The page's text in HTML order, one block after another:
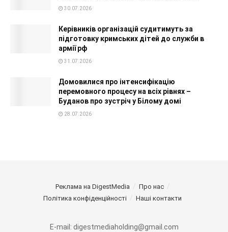
30.07.2026
Керівників організацій судитимуть за
підготовку кримських дітей до служби в
армії рф
31.07.2026
Домовилися про інтенсифікацію
перемовного процесу на всіх рівнях –
Буданов про зустріч у Білому домі
28.07.2026
Реклама на DigestMedia
Про нас
Політика конфіденційності
Наші контакти
E-mail: digestmediaholding@gmail.com